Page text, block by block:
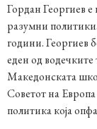
Гордан Георгиев
разумни
години.
еден од
Македонската
Советот на
политика која